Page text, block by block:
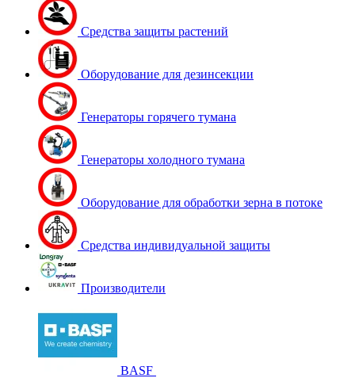
Средства защиты растений
Оборудование для дезинсекции
Генераторы горячего тумана
Генераторы холодного тумана
Оборудование для обработки зерна в потоке
Средства индивидуальной защиты
Производители
BASF